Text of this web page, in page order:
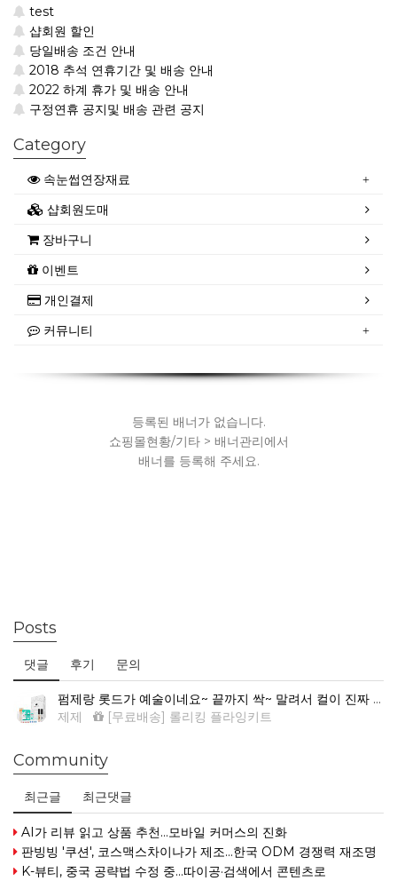
test
샵회원 할인
당일배송 조건 안내
2018 추석 연휴기간 및 배송 안내
2022 하계 휴가 및 배송 안내
구정연휴 공지및 배송 관련 공지
Category
속눈썹연장재료
샵회원도매
장바구니
이벤트
개인결제
커뮤니티
등록된 배너가 없습니다.
쇼핑몰현황/기타 > 배너관리에서
배너를 등록해 주세요.
Posts
댓글 후기 문의
펌제랑 롯드가 예술이네요~ 끝까지 싹~ 말려서 컬이 진짜 예뻐요.
제제
[무료배송] 롤리킹 플라잉키트
Community
최근글 최근댓글
AI가 리뷰 읽고 상품 추천…모바일 커머스의 진화
판빙빙 '쿠션', 코스맥스차이나가 제조…한국 ODM 경쟁력 재조명
K-뷰티, 중국 공략법 수정 중...따이공·검색에서 콘텐츠로